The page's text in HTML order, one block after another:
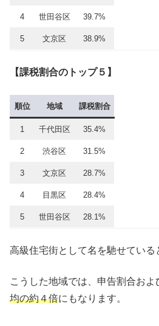
4 世田谷区 39.7%
5 文京区 38.9%
【課税割合のトップ５】
順位 地域 課税割合
1 千代田区 35.4%
2 渋谷区 31.5%
3 文京区 28.7%
4 目黒区 28.4%
5 世田谷区 28.1%
高級住宅街として名を馳せている
こうした地域では、申告割合およ
均の約４倍にもなります。